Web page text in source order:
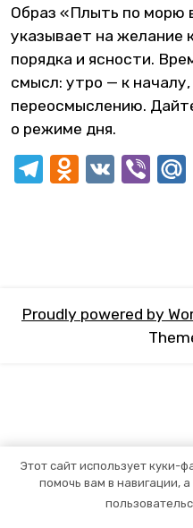
Образ «Плыть по морю
указывает на желание
порядка и ясности.
смысл: утро — к
переосмыслению.
о режиме дня.
Telegram
VK
Proudly powered by
Этот сайт использует куки-
помочь вам в навигации,